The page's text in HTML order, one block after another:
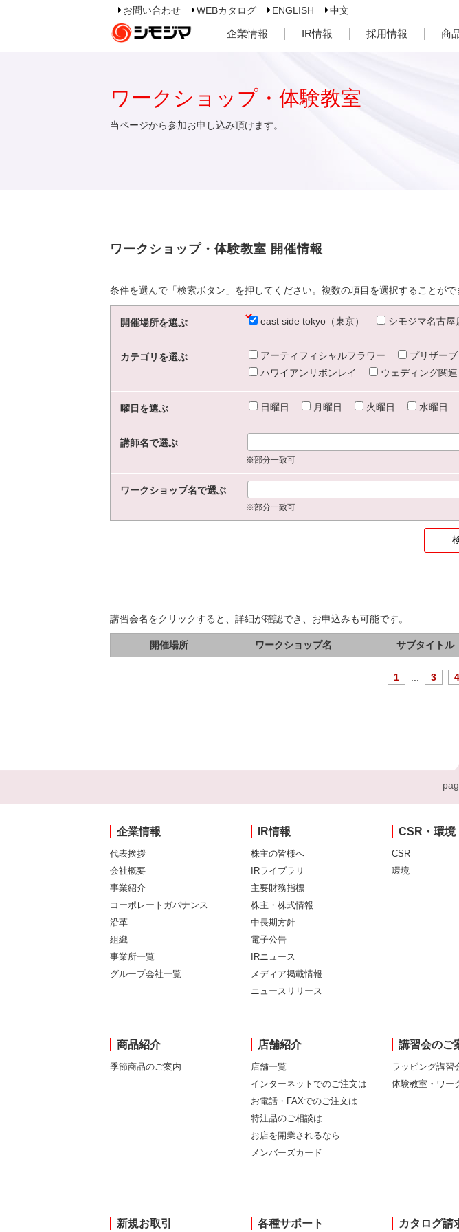
お問い合わせ WEBカタログ ENGLISH 中文
企業情報 IR情報 採用情報 商
ワークショップ・体験教室
当ページから参加お申し込み頂けます。
ワークショップ・体験教室 開催情報
条件を選んで「検索ボタン」を押してください。複数の項目を選択することがで
開催場所を選ぶ east side tokyo（東京） シモジマ名古屋
カテゴリを選ぶ アーティフィシャルフラワー プリザー
ハワイアンリボンレイ
ウェディング関連
曜日を選ぶ 日曜日 月曜日 火曜日 水曜日
講師名で選ぶ
※部分一致可
ワークショップ名で選ぶ
※部分一致可
講習会名をクリックすると、詳細が確認でき、お申込みも可能です。
開催場所 ワークショップ名 サブタイトル
1 3 4
企業情報
代表挨拶
会社概要
事業紹介
コーポレートガバナンス
沿革
組織
事業所一覧
グループ会社一覧
IR情報
株主の皆様へ
IRライブラリ
主要財務指標
株主・株式情報
中長期方針
電子公告
IRニュース
メディア掲載情報
ニュースリリース
CSR・環境
CSR
環境
商品紹介
季節商品のご案内
店舗紹介
店舗一覧
インターネットでのご注文は
お電話・FAXでのご注文は
特注品のご相談は
お店を開業されるなら
メンバーズカード
講習会のご
ラッピング講習
体験教室・ワー
新規お取引 各種サポート カタログ請